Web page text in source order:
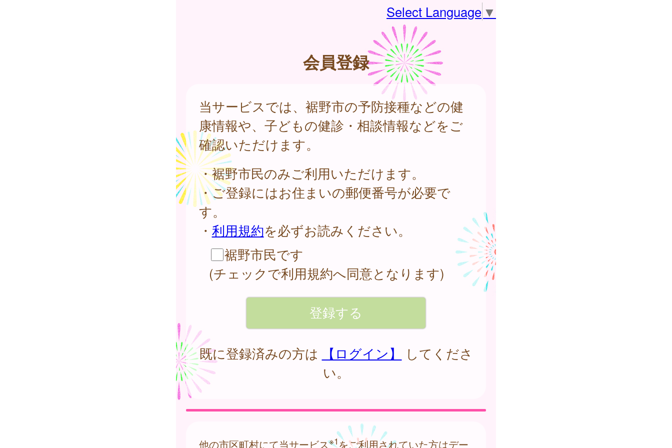
Select Language ▼
会員登録
当サービスでは、裾野市の予防接種などの健
康情報や、子どもの健診・相談情報などをご
確認いただけます。
・裾野市民のみご利用いただけます。
・ご登録にはお住まいの郵便番号が必要で
す。
・ 利用規約を必ずお読みください。
裾野市民です
(チェックで利用規約へ同意となります)
既に登録済みの方は 【ログイン】
してくださ
い。
他の市区町村にて当サービス※1 をご利用されていた方はデー